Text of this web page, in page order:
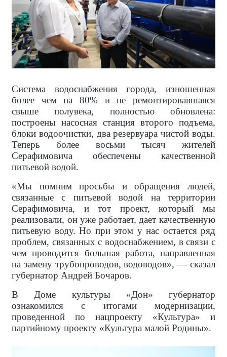
Система водоснабжения города, изношенная
более чем на 80% и не ремонтировавшаяся
свыше полувека, полностью обновлена:
построены насосная станция второго подъема,
блоки водоочистки, два резервуара чистой воды.
Теперь более восьми тысяч жителей
Серафимовича обеспечены качественной
питьевой водой.
«Мы помним просьбы и обращения людей,
связанные с питьевой водой на территории
Серафимовича, и тот проект, который мы
реализовали, он уже работает, дает качественную
питьевую воду. Но при этом у нас остается ряд
проблем, связанных с водоснабжением, в связи с
чем проводится большая работа, направленная
на замену трубопроводов, водоводов», — сказал
губернатор Андрей Бочаров.
В Доме культуры «Дон» губернатор
ознакомился с итогами модернизации,
проведенной по нацпроекту «Культура» и
партийному проекту «Культура малой Родины».